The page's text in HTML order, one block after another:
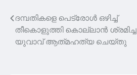
Post
navigation
ദമ്പതികളെ പെട്രോൾ ഒഴിച്ച്
തീകൊളുത്തി കൊല്ലാൻ ശ്രമിച്ച
യുവാവ് ആത്‍മഹത്യ ചെയ്തു